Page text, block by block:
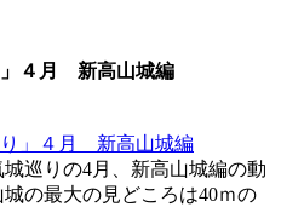
」４月 新高山城編
巡りの4月、新高山城編の動
の最大の見どころは40ｍの